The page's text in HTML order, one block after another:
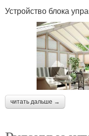
Устройство блока
читать дальше →